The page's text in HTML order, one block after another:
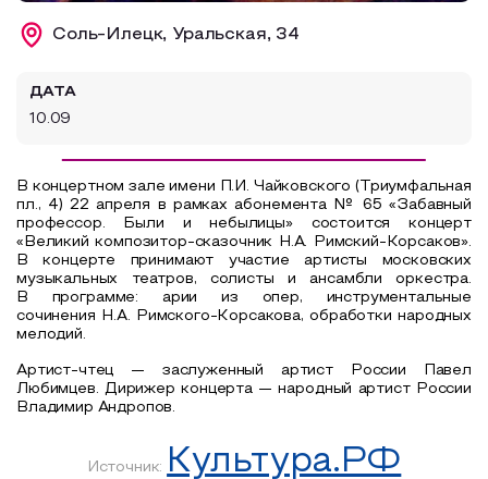
Образовательный туризм
Доступная среда
Соль-Илецк, Уральская, 34
ДАТА
10.09
В концертном зале имени П.И. Чайковского (Триумфальная
пл., 4) 22 апреля в рамках абонемента № 65 «Забавный
профессор. Были и небылицы» состоится концерт
«Великий композитор-сказочник Н.А. Римский-Корсаков».
В концерте принимают участие артисты московских
музыкальных театров, солисты и ансамбли оркестра.
В программе: арии из опер, инструментальные
сочинения Н.А. Римского-Корсакова, обработки народных
мелодий.
Артист-чтец — заслуженный артист России Павел
Любимцев. Дирижер концерта — народный артист России
Владимир Андропов.
Источник: Культура.РФ